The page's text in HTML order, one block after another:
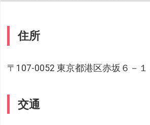
住所
〒107-0052 東京都港区赤坂６－１
交通